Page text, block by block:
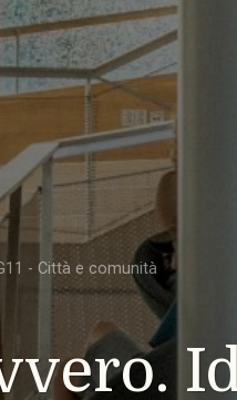
- Città e comunità